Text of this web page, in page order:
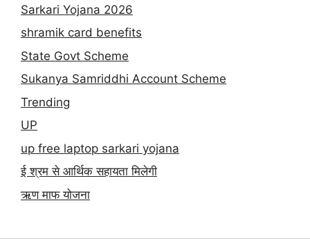
Sarkari Yojana 2026
shramik card benefits
State Govt Scheme
Sukanya Samriddhi Account Scheme
Trending
UP
up free laptop sarkari yojana
ई श्रम से आर्थिक सहायता मिलेगी
ऋण माफ योजना